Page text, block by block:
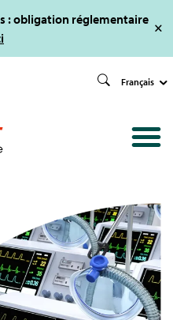
: obligation réglementaire
Français